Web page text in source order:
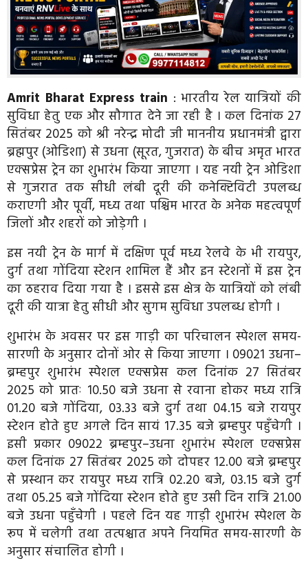
Amrit Bharat Express train : भारतीय रेल यात्रियों की
सुविधा हेतु एक और सौगात देने जा रही है । कल दिनांक 27
सितंबर 2025 को श्री नरेन्द्र मोदी जी माननीय प्रधानमंत्री द्वारा
ब्रह्मपुर (ओडिशा) से उधना (सूरत, गुजरात) के बीच अमृत भारत
एक्सप्रेस ट्रेन का शुभारंभ किया जाएगा । यह नयी ट्रेन ओडिशा
से गुजरात तक सीधी लंबी दूरी की कनेक्टिविटी उपलब्ध
कराएगी और पूर्वी, मध्य तथा पश्चिम भारत के अनेक महत्वपूर्ण
जिलों और शहरों को जोड़ेगी ।
इस नयी ट्रेन के मार्ग में दक्षिण पूर्व मध्य रेलवे के भी रायपुर,
दुर्ग तथा गोंदिया स्टेशन शामिल हैं और इन स्टेशनों में इस ट्रेन
का ठहराव दिया गया है । इससे इस क्षेत्र के यात्रियों को लंबी
दूरी की यात्रा हेतु सीधी और सुगम सुविधा उपलब्ध होगी ।
शुभारंभ के अवसर पर इस गाड़ी का परिचालन स्पेशल समय-
सारणी के अनुसार दोनों ओर से किया जाएगा । 09021 उधना–
ब्रम्हपुर शुभारंभ स्पेशल एक्सप्रेस कल दिनांक 27 सितंबर
2025 को प्रातः 10.50 बजे उधना से रवाना होकर मध्य रात्रि
01.20 बजे गोंदिया, 03.33 बजे दुर्ग तथा 04.15 बजे रायपुर
स्टेशन होते हुए अगले दिन सायं 17.35 बजे ब्रम्हपुर पहुँचेगी ।
इसी प्रकार 09022 ब्रम्हपुर–उधना शुभारंभ स्पेशल एक्सप्रेस
कल दिनांक 27 सितंबर 2025 को दोपहर 12.00 बजे ब्रम्हपुर
से प्रस्थान कर रायपुर मध्य रात्रि 02.20 बजे, 03.15 बजे दुर्ग
तथा 05.25 बजे गोंदिया स्टेशन होते हुए उसी दिन रात्रि 21.00
बजे उधना पहुँचेगी । पहले दिन यह गाड़ी शुभारंभ स्पेशल के
रूप में चलेगी तथा तत्पश्चात अपने नियमित समय-सारणी के
अनुसार संचालित होगी ।